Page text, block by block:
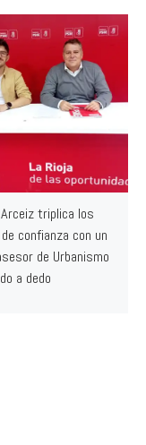
triplica los
confianza con un
de Urbanismo
a dedo